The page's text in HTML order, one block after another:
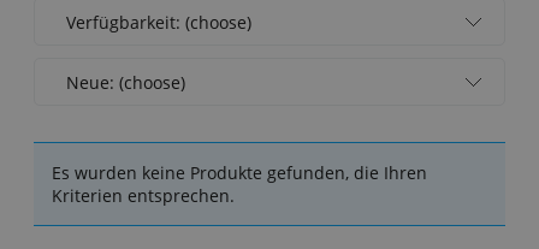
Verfügbarkeit: (choose)
Neue: (choose)
Es wurden keine Produkte gefunden, die Ihren
Kriterien entsprechen.